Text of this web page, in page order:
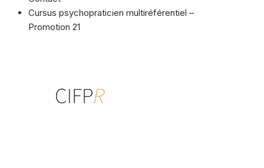
Cursus psychopraticien multiréférentiel –
Promotion 21